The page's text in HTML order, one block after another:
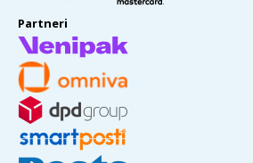
Partneri